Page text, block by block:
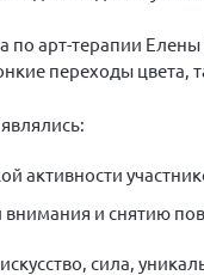
по арт-терапии
переходы цвета,
активности
внимания и снятию
сила,